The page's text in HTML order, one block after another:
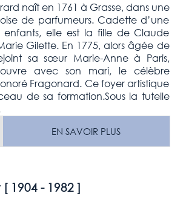
naît en 1761 à Grasse, dans une
de parfumeurs. Cadette d’une
elle est la fille de Claude
Gilette. En 1775, alors âgée de
sa sœur Marie-Anne à Paris,
avec son mari, le célèbre
Fragonard. Ce foyer artistique
de sa formation.Sous la tutelle
EN SAVOIR PLUS
[ 1904 - 1982]